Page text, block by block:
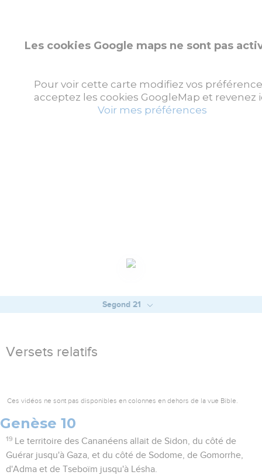
Les cookies Google maps ne sont pas
Pour voir cette carte modifiez vos
acceptez les cookies GoogleMap et revenez
Voir mes préférences
Segond 21
Versets relatifs
Ces vidéos ne sont pas disponibles en colonnes en dehors de la vue Bible.
Genèse 10
19
Le territoire des Cananéens allait de Sidon, du côté de
Guérar jusqu'à Gaza, et du côté de Sodome, de Gomorrhe,
d'Adma et de Tseboïm jusqu'à Lésha.